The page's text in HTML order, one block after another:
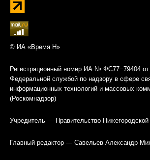
© ИА «Время Н»
Регистрационный номер ИА № ФС77−79404 от
Федеральной службой по надзору в сфере
информационных технологий и массовых
(Роскомнадзор)
Учредитель — Правительство Нижегородской
Главный редактор — Савельев Александр